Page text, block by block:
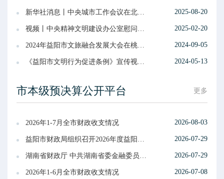
新华社消息丨中央城市工作会议在北京举行 习近平发表重要讲话 2025-08-20
视频丨中央精神文明建设办公室慰问组看望慰问湖南省全国道德模范 2025-02-20
2024年益阳市文旅融合发展大会在桃江开幕 2024-09-05
《益阳市文明行为促进条例》宣传视频（十） 2024-05-13
市本级预决算公开平台 更多
2026年1-7月全市财政收支情况 2026-08-03
益阳市财政局组织召开2026年度益阳市预算绩效管理业务培训会议 2026-07-29
湖南省财政厅 中共湖南省委金融委员会办公室关于印发《湖南省金融发展专项资金管理办法》的通知 2026-07-29
2026年1-6月全市财政收支情况 2026-07-08